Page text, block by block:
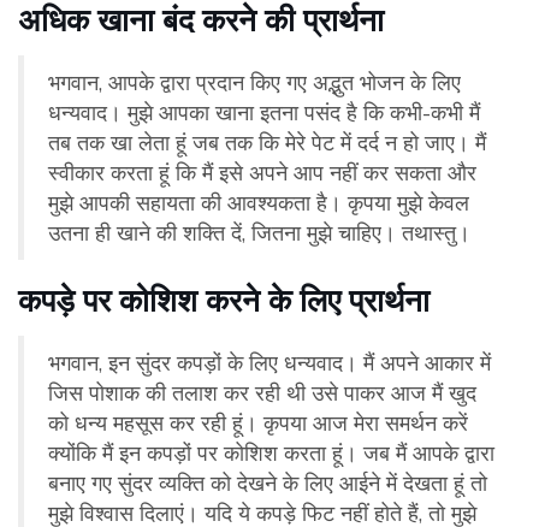
अधिक खाना बंद करने की प्रार्थना
भगवान, आपके द्वारा प्रदान किए गए अद्भुत भोजन के लिए
धन्यवाद। मुझे आपका खाना इतना पसंद है कि कभी-कभी मैं
तब तक खा लेता हूं जब तक कि मेरे पेट में दर्द न हो जाए। मैं
स्वीकार करता हूं कि मैं इसे अपने आप नहीं कर सकता और
मुझे आपकी सहायता की आवश्यकता है। कृपया मुझे केवल
उतना ही खाने की शक्ति दें, जितना मुझे चाहिए। तथास्तु।
कपड़े पर कोशिश करने के लिए प्रार्थना
भगवान, इन सुंदर कपड़ों के लिए धन्यवाद। मैं अपने आकार में
जिस पोशाक की तलाश कर रही थी उसे पाकर आज मैं खुद
को धन्य महसूस कर रही हूं। कृपया आज मेरा समर्थन करें
क्योंकि मैं इन कपड़ों पर कोशिश करता हूं। जब मैं आपके द्वारा
बनाए गए सुंदर व्यक्ति को देखने के लिए आईने में देखता हूं तो
मुझे विश्वास दिलाएं। यदि ये कपड़े फिट नहीं होते हैं, तो मुझे